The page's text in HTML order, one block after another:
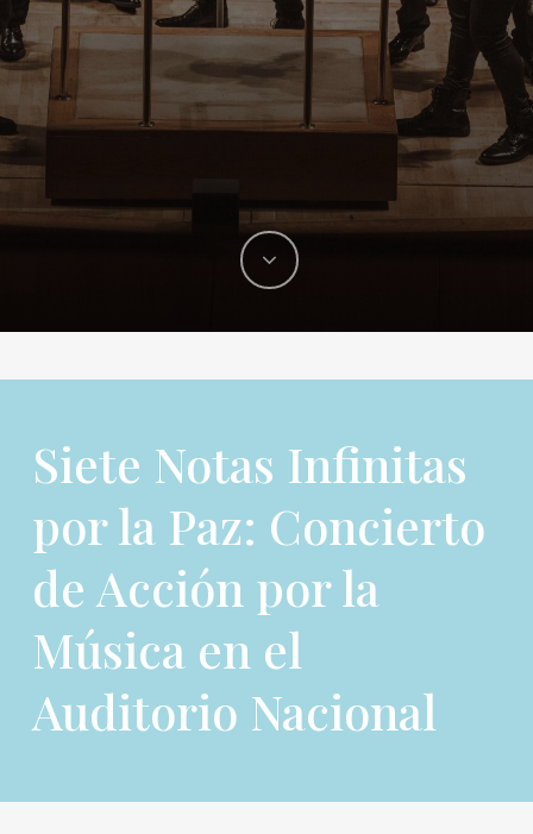
Siete Notas Infinitas
por la Paz: Concierto
de Acción por la
Música en el
Auditorio Nacional